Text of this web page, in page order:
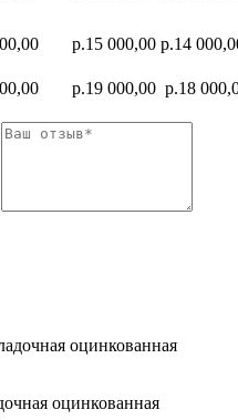
р.15 000,00 р.14
р.19 000,00 р.18
оцинкованная